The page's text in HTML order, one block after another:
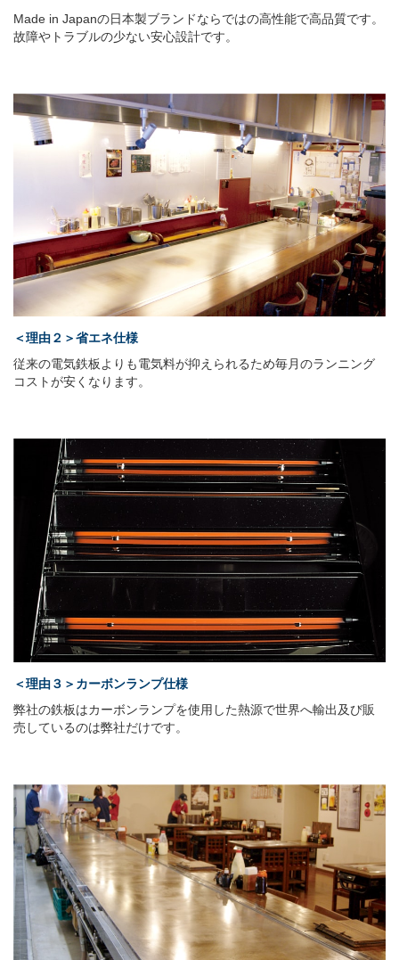
Made in Japanの日本製ブランドならではの高性能で高品質です。
故障やトラブルの少ない安心設計です。
＜理由２＞省エネ仕様
従来の電気鉄板よりも電気料が抑えられるため毎月のランニング
コストが安くなります。
＜理由３＞カーボンランプ仕様
弊社の鉄板はカーボンランプを使用した熱源で世界へ輸出及び販
売しているのは弊社だけです。